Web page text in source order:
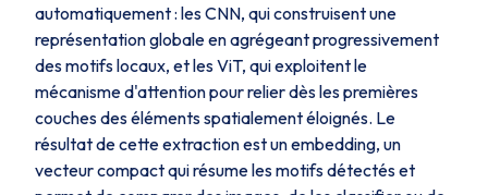
automatiquement : les CNN, qui construisent une
représentation globale en agrégeant progressivement
des motifs locaux, et les ViT, qui exploitent le
mécanisme d'attention pour relier dès les premières
couches des éléments spatialement éloignés. Le
résultat de cette extraction est un embedding, un
vecteur compact qui résume les motifs détectés et